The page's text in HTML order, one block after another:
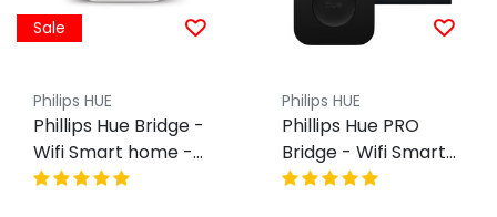
Sale
Philips HUE
Phillips Hue Bridge -
Wifi Smart home -
LED aansturing
Philips HUE
Phillips Hue PRO
Bridge - Wifi Smart
home - LED